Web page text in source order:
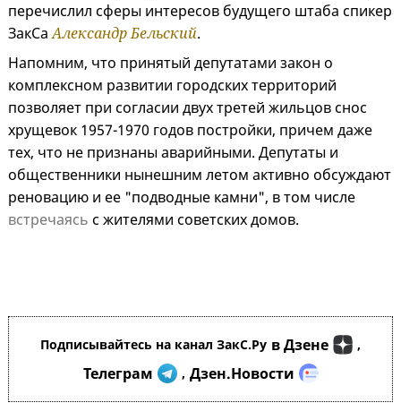
перечислил сферы интересов будущего штаба спикер
ЗакСаАлександр Бельский.
Напомним, что принятый депутатами закон о
комплексном развитии городских территорий
позволяет при согласии двух третей жильцов снос
хрущевок 1957-1970 годов постройки, причем даже
тех, что не признаны аварийными. Депутаты и
общественники нынешним летом активно обсуждают
реновацию и ее "подводные камни", в том числе
встречаясь с жителями советских домов.
Подписывайтесь на канал ЗакС.Ру в Дзене ,
Телеграм , Дзен.Новости